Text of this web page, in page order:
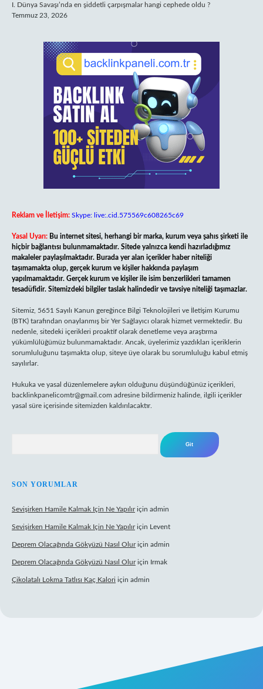
I. Dünya Savaşı’nda en şiddetli çarpışmalar hangi cephede oldu ?
Temmuz 23, 2026
Reklam ve İletişim: Skype: live:.cid.575569c608265c69
Yasal Uyarı: Bu internet sitesi, herhangi bir marka, kurum veya şahıs şirketi ile
hiçbir bağlantısı bulunmamaktadır. Sitede yalnızca kendi hazırladığımız
makaleler paylaşılmaktadır. Burada yer alan içerikler haber niteliği
taşımamakta olup, gerçek kurum ve kişiler hakkında paylaşım
yapılmamaktadır. Gerçek kurum ve kişiler ile isim benzerlikleri tamamen
tesadüfidir. Sitemizdeki bilgiler taslak halindedir ve tavsiye niteliği taşımazlar.
Sitemiz, 5651 Sayılı Kanun gereğince Bilgi Teknolojileri ve İletişim Kurumu
(BTK) tarafından onaylanmış bir Yer Sağlayıcı olarak hizmet vermektedir. Bu
nedenle, sitedeki içerikleri proaktif olarak denetleme veya araştırma
yükümlülüğümüz bulunmamaktadır. Ancak, üyelerimiz yazdıkları içeriklerin
sorumluluğunu taşımakta olup, siteye üye olarak bu sorumluluğu kabul etmiş
sayılırlar.
Hukuka ve yasal düzenlemelere aykırı olduğunu düşündüğünüz içerikleri,
backlinkpanelicomtr@gmail.com adresine bildirmeniz halinde, ilgili içerikler
yasal süre içerisinde sitemizden kaldırılacaktır.
SON YORUMLAR
Sevişirken Hamile Kalmak Için Ne Yapılıriçin admin
Sevişirken Hamile Kalmak Için Ne Yapılıriçin Levent
Deprem Olacağında Gökyüzü Nasıl Oluriçin admin
Deprem Olacağında Gökyüzü Nasıl Oluriçin Irmak
Çikolatalı Lokma Tatlısı Kaç Kalori için admin